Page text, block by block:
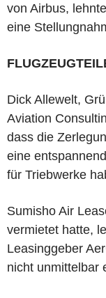
von Airbus,
eine
Dick Allewelt,
Aviation
dass die
eine
für Triebwerke
Sumisho Air
vermietet hatte,
Leasinggeber
nicht unmittelbar